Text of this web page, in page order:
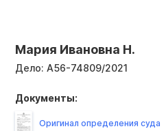
Мария Ивановна Н.
Дело: А56-74809/2021
Документы:
Оригинал определения суда